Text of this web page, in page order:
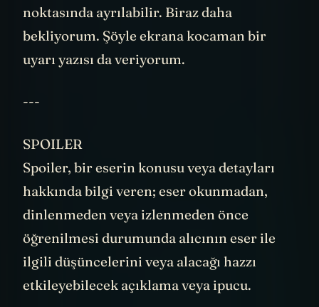
Spoiler kaygısı taşıyanlar videonun bu
noktasında ayrılabilir. Biraz daha
bekliyorum. Şöyle ekrana kocaman bir
SPOILER
Spoiler, bir eserin konusu veya detayları
hakkında bilgi veren; eser okunmadan,
dinlenmeden veya izlenmeden önce
öğrenilmesi durumunda alıcının eser ile
ilgili düşüncelerini veya alacağı hazzı